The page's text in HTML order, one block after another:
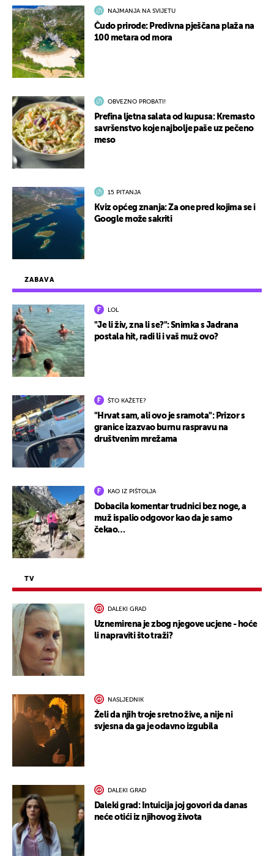
ZABAVA
LOL
"Je li živ, zna li se?": Snimka s Jadrana
postala hit, radi li i vaš muž ovo?
ŠTO KAŽETE?
"Hrvat sam, ali ovo je sramota": Prizor s
granice izazvao burnu raspravu na
društvenim mrežama
KAO IZ PIŠTOLJA
Dobacila komentar trudnici bez noge, a
muž ispalio odgovor kao da je samo
čekao…
TV
DALEKI GRAD
Uznemirena je zbog njegove ucjene - hoće
li napraviti što traži?
NASLJEDNIK
Želi da njih troje sretno žive, a nije ni
svjesna da ga je odavno izgubila
DALEKI GRAD
Daleki grad: Intuicija joj govori da danas
neće otići iz njihovog života
NAJMANJA NA SVIJETU
Čudo prirode: Predivna pješčana plaža na
100 metara od mora
OBVEZNO PROBATI!
Prefina ljetna salata od kupusa: Kremasto
savršenstvo koje najbolje paše uz pečeno
meso
15 PITANJA
Kviz općeg znanja: Za one pred kojima se i
Google može sakriti